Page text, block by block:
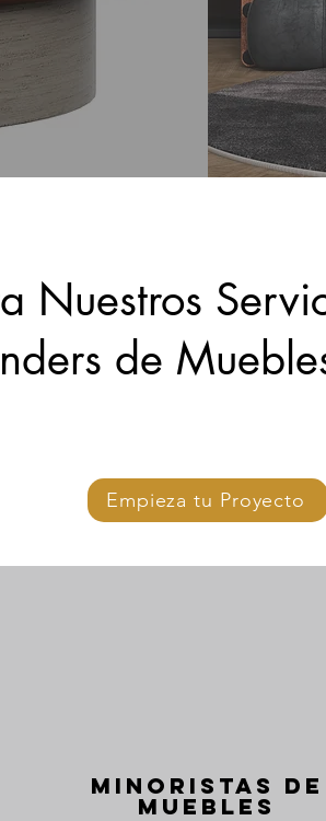
Nuestros
de
Empieza tu Proyecto
Minoristas de
muebles